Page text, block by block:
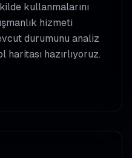
kullanmalarını
hizmeti
durumunu analiz
hazırlıyoruz.